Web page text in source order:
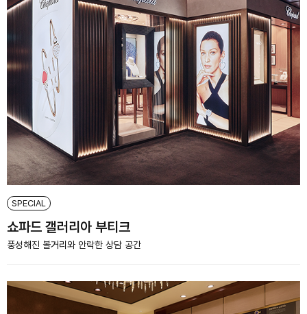
SPECIAL
쇼파드 갤러리아 부티크
풍성해진 볼거리와 안락한 상담 공간